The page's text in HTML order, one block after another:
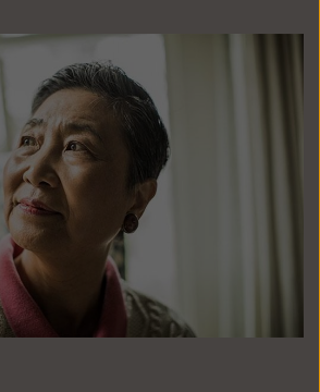
Suisse
Sverige
United Kingdom
Österreich
日本